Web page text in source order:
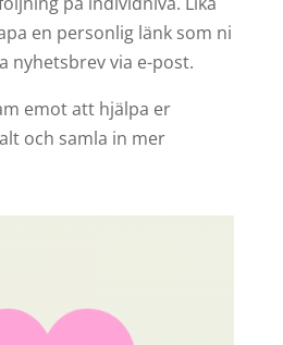
en personlig länk som ni
nyhetsbrev via e-post.
emot att hjälpa er
och samla in mer